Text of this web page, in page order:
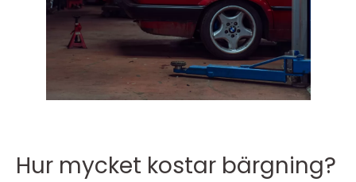
Hur mycket kostar bärgning?